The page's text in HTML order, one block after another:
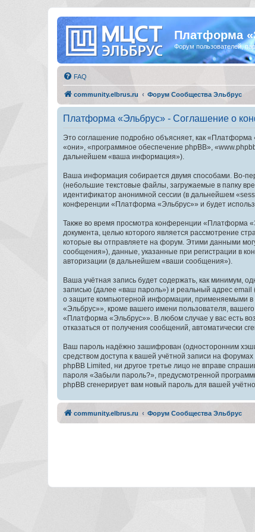
Платформа
Форум пользователей,
FAQ
community.elbrus.ru Форум Сообщества Эльбрус
Платформа «Эльбрус» - Соглашение о
Это соглашение подробно объясняет, как
«они», «программное обеспечение phpBB»,
дальнейшем «ваша информация»).
Ваша информация собирается двумя способами. Во-
(небольшие текстовые файлы, загружаемые в папку
идентификатор анонимной сессии (в дальнейшем
конференции «Платформа «Эльбрус»» и будет
Также во время просмотра конференции «Платформа
документа, целью которого является рассмотрение
которые вы отправляете на форум. Этими данными
сообщения»), данные, указанные при регистрации в
авторизации (в дальнейшем «ваши сообщения»).
Ваша учётная запись будет содержать, как минимум,
записью (далее «ваш пароль») и реальный адрес
о защите компьютерной информации, применяемыми в
«Эльбрус»», кроме вашего имени пользователя,
«Платформа «Эльбрус»». В любом случае у вас есть
отказаться от получения сообщений, автоматически
Ваш пароль надёжно зашифрован (односторонним
средством доступа к вашей учётной записи на
phpBB Limited, ни другое третье лицо не вправе
пароля «Забыли пароль?», предусмотренной
phpBB сгенерирует вам новый пароль для вашей
community.elbrus.ru Форум Сообщества Эльбрус